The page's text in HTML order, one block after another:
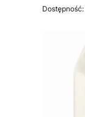
Dostępność: